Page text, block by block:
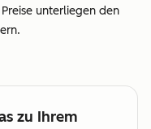
unterliegen den
zu Ihrem